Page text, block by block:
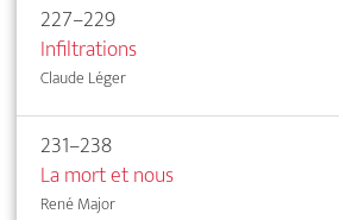
227–229
Infiltrations
Claude Léger
231–238
La mort et nous
René Major